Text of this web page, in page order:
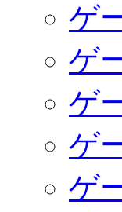
ゲ
ゲ
ゲ
ゲ
ゲ